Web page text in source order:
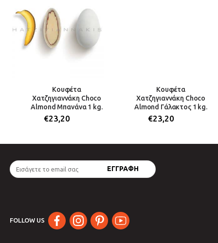
Κουφέτα
Χατζηγιαννάκη Choco
Almond Μπανάνα 1 kg.
€23,20
Κουφέτα
Χατζηγιαννάκη Choco
Almond Γάλακτος 1 kg.
€23,20
FOLLOW US